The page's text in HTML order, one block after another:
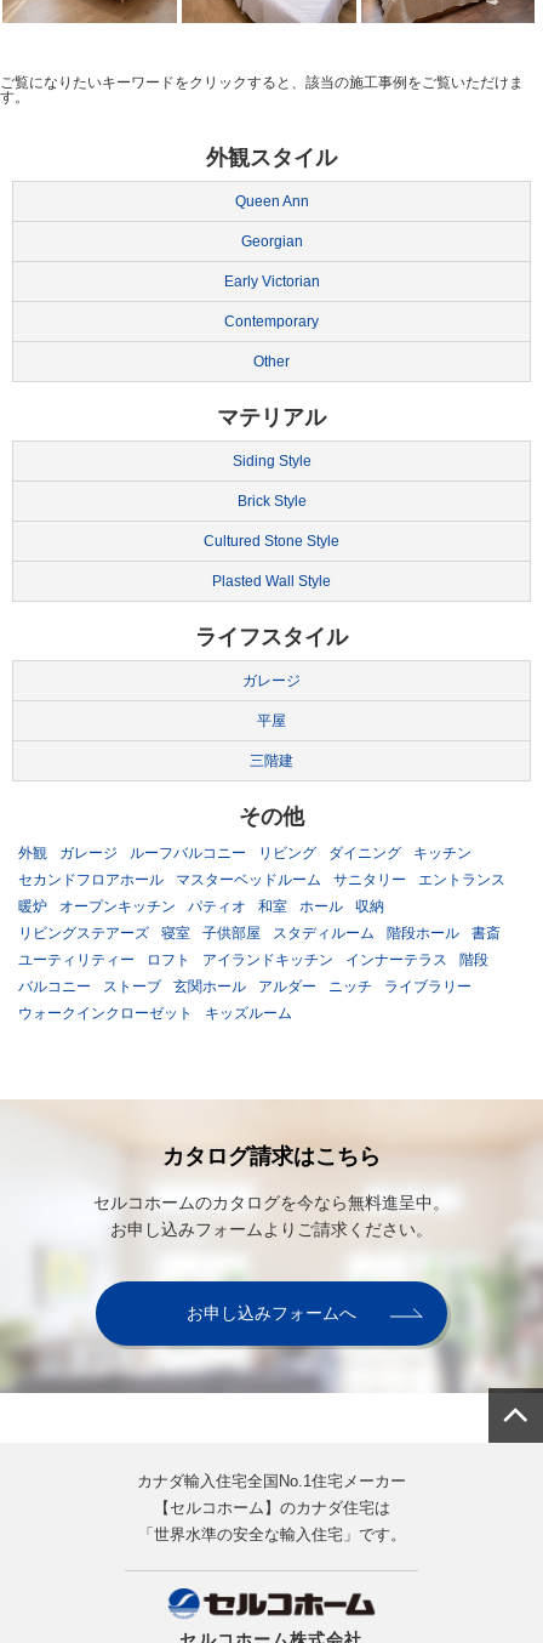
ご覧になりたいキーワードをクリックすると、該当の施工事例をご覧いただけま
す。
外観スタイル
Queen Ann
Georgian
Early Victorian
Contemporary
Other
マテリアル
Siding Style
Brick Style
Cultured Stone Style
Plasted Wall Style
ライフスタイル
ガレージ
平屋
三階建
その他
外観 ガレージ ルーフバルコニー リビング ダイニング
キッチン
セカンドフロアホール
マスターベッドルーム サニタリー
エントランス
暖炉
オープンキッチン パティオ 和室 ホール
収納
リビングステアーズ
寝室 子供部屋 スタディルーム 階段ホール
書斎
ユーティリティー
ロフト アイランドキッチン インナーテラス
階段
バルコニー
ストーブ 玄関ホール アルダー ニッチ
ライブラリー
ウォークインクローゼット
キッズルーム
カタログ請求はこちら
セルコホームのカタログを今なら無料進呈中。
お申し込みフォームよりご請求ください。
お申し込みフォームへ
カナダ輸入住宅全国No.1住宅メーカー
【セルコホーム】のカナダ住宅は
「世界水準の安全な輸入住宅」です。